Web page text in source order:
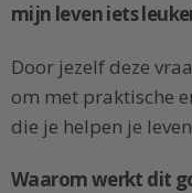
mijn leven iets
Door jezelf deze
om met praktische
die je helpen je
Waarom werkt dit